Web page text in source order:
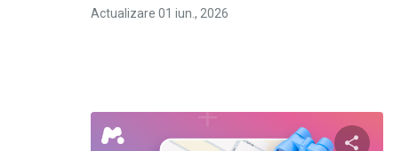
Actualizare 01 iun., 2026